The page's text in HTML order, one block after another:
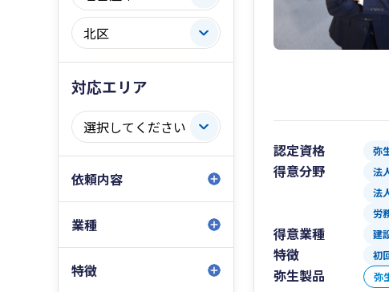
対応エリア
依頼内容
業種
特徴
認定資格 弥
得意分野 法
法
労
得意業種 建
特徴 初
弥生製品 弥